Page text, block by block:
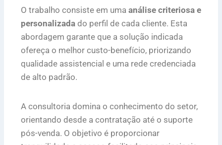
O trabalho consiste em uma análise criteriosa e
personalizada do perfil de cada cliente. Esta
abordagem garante que a solução indicada
ofereça o melhor custo-benefício, priorizando
qualidade assistencial e uma rede credenciada
de alto padrão.
A consultoria domina o conhecimento do setor,
orientando desde a contratação até o suporte
pós-venda. O objetivo é proporcionar